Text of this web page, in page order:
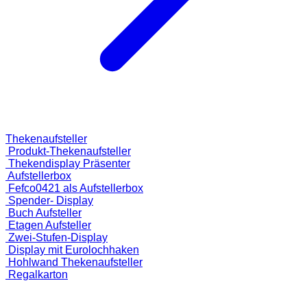
Thekenaufsteller
Produkt-Thekenaufsteller
Thekendisplay Präsenter
Aufstellerbox
Fefco0421 als Aufstellerbox
Spender- Display
Buch Aufsteller
Etagen Aufsteller
Zwei-Stufen-Display
Display mit Eurolochhaken
Hohlwand Thekenaufsteller
Regalkarton